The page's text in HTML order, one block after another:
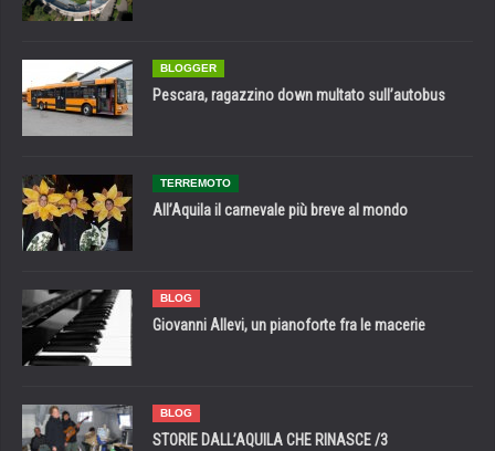
BLOGGER
Pescara, ragazzino down multato sull’autobus
TERREMOTO
All’Aquila il carnevale più breve al mondo
BLOG
Giovanni Allevi, un pianoforte fra le macerie
BLOG
STORIE DALL’AQUILA CHE RINASCE /3